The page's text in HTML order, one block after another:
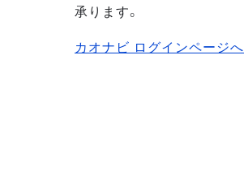
承ります。
カオナビ ログインページへ